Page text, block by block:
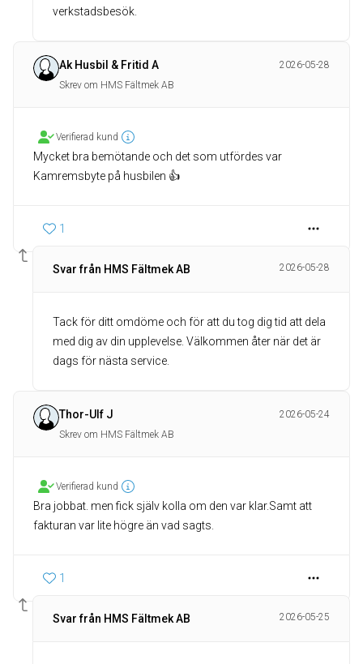
verkstadsbesök.
Ak Husbil & Fritid A
2026-05-28
Skrev om HMS Fältmek AB
Verifierad kund
Mycket bra bemötande och det som utfördes var
Kamremsbyte på husbilen 👍
1
Svar från HMS Fältmek AB 2026-05-28
Tack för ditt omdöme och för att du tog dig tid att dela
med dig av din upplevelse. Välkommen åter när det är
dags för nästa service.
Thor-Ulf J
2026-05-24
Skrev om HMS Fältmek AB
Verifierad kund
Bra jobbat. men fick själv kolla om den var klar.Samt att
fakturan var lite högre än vad sagts.
1
Svar från HMS Fältmek AB 2026-05-25